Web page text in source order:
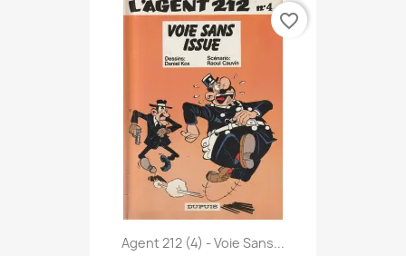
Agent 212 (4) - Voie Sans...
favorite_border